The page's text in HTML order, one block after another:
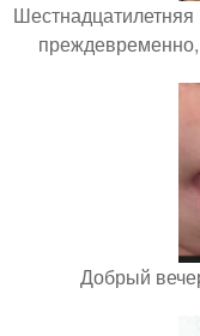
Шестнадцатилетняя
Добрый